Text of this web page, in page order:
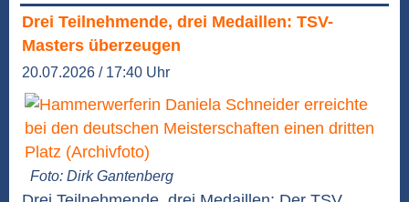
Drei Teilnehmende, drei Medaillen: TSV-
Masters überzeugen
20.07.2026 / 17:40 Uhr
Foto: Dirk Gantenberg